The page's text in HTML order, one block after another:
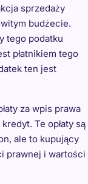
sprzedaży
budżecie.
tego podatku
płatnikiem tego
ten jest
za wpis prawa
Te opłaty są
ale to kupujący
prawnej i wartości